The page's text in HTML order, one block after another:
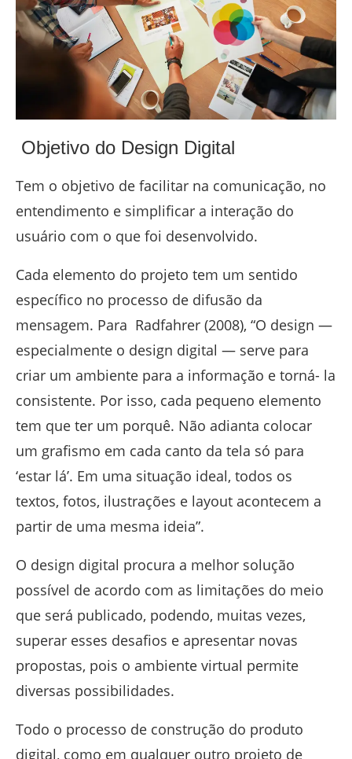
Objetivo do Design Digital
Tem o objetivo de facilitar na comunicação, no
entendimento e simplificar a interação do
usuário com o que foi desenvolvido.
Cada elemento do projeto tem um sentido
específico no processo de difusão da
mensagem. Para Radfahrer (2008), “O design —
especialmente o design digital — serve para
criar um ambiente para a informação e torná- la
consistente. Por isso, cada pequeno elemento
tem que ter um porquê. Não adianta colocar
um grafismo em cada canto da tela só para
‘estar lá’. Em uma situação ideal, todos os
textos, fotos, ilustrações e layout acontecem a
partir de uma mesma ideia”.
O design digital procura a melhor solução
possível de acordo com as limitações do meio
que será publicado, podendo, muitas vezes,
superar esses desafios e apresentar novas
propostas, pois o ambiente virtual permite
diversas possibilidades.
Todo o processo de construção do produto
digital, como em qualquer outro projeto de